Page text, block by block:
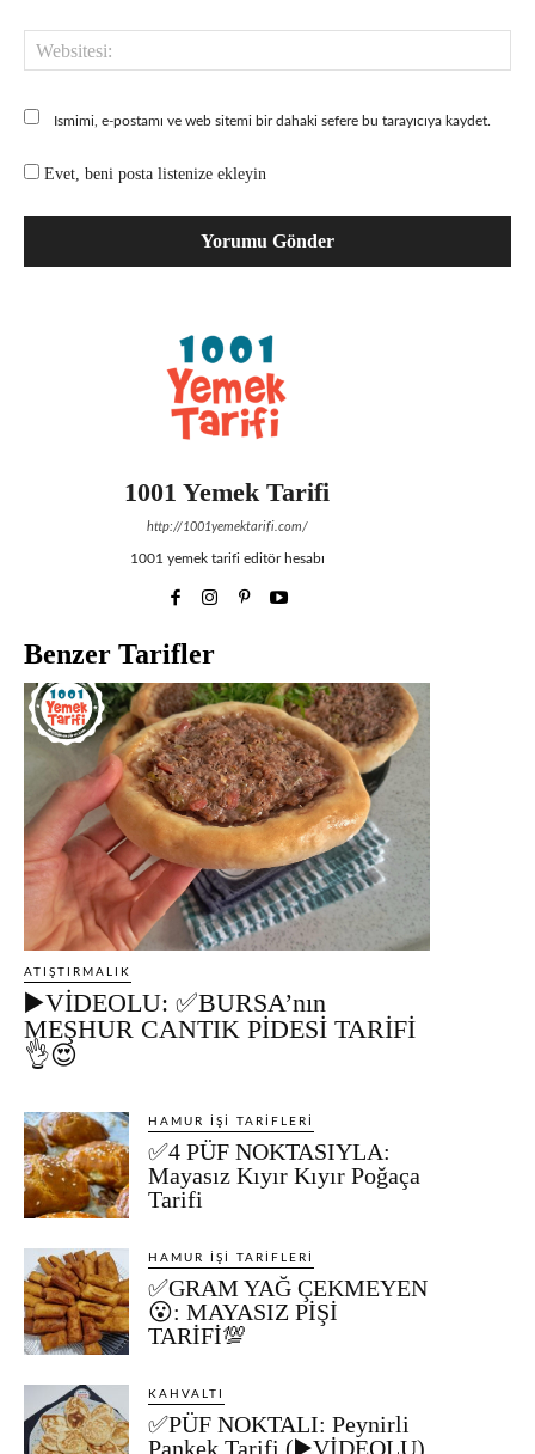
Ismimi, e-postamı ve web sitemi bir dahaki sefere bu tarayıcıya kaydet.
Evet, beni posta listenize ekleyin
1001 Yemek Tarifi
http://1001yemektarifi.com/
1001 yemek tarifi editör hesabı
Benzer Tarifler
ATIŞTIRMALIK
▶️VİDEOLU: ✅BURSA’nın
MEŞHUR CANTIK PİDESİ TARİFİ
👌😍
HAMUR İŞI TARIFLERI
✅4 PÜF NOKTASIYLA:
Mayasız Kıyır Kıyır Poğaça
Tarifi
HAMUR İŞI TARIFLERI
✅GRAM YAĞ ÇEKMEYEN
😮: MAYASIZ PİŞİ
TARİFİ💯
KAHVALTI
✅PÜF NOKTALI: Peynirli
Pankek Tarifi (▶️VİDEOLU)